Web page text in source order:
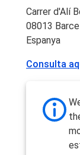
Carrer d'Alí
08013
Espanya
Consulta